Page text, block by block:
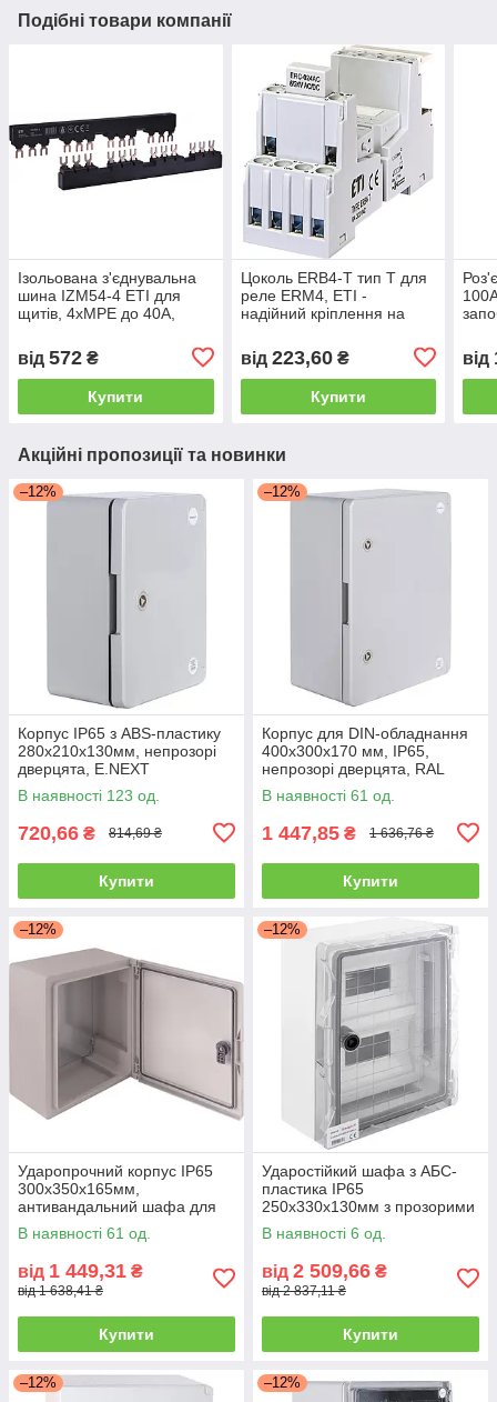
Подібні товари компанії
Ізольована з'єднувальна
шина IZM54-4 ETI для
щитів, 4хМРЕ до 40А,
енергії
від 572 ₴
Купити
Цоколь ERB4-T тип Т для
реле ERM4, ETI -
надійний кріплення на
від 223,60₴
Купити
від
Акційні пропозиції та новинки
–12%
Корпус IP65 з ABS-пластику
280х210х130мм, непрозорі
дверцята, E.NEXT
В наявності 123 од.
720,66 ₴ 814,69 ₴
Купити
–12%
Корпус для DIN-обладнання
400x300x170 мм, ІР65,
непрозорі дверцята, RAL
7035, ABS-пластик, E.NEXT
В наявності 61 од.
1 447,85 ₴ 1 636,76 ₴
Купити
–12%
Ударопрочний корпус IP65
300х350х165мм,
антивандальний шафа для
зовнішніх робіт
В наявності 61 од.
від 1 449,31 ₴
від 1 638,41 ₴
Купити
–12%
Ударостійкий шафа з АБС-
пластика IP65
250х330х130мм з прозорими
дверцятами для 18 модулів
В наявності 6 од.
від 2 509,66 ₴
від 2 837,11 ₴
Купити
–12% –12%